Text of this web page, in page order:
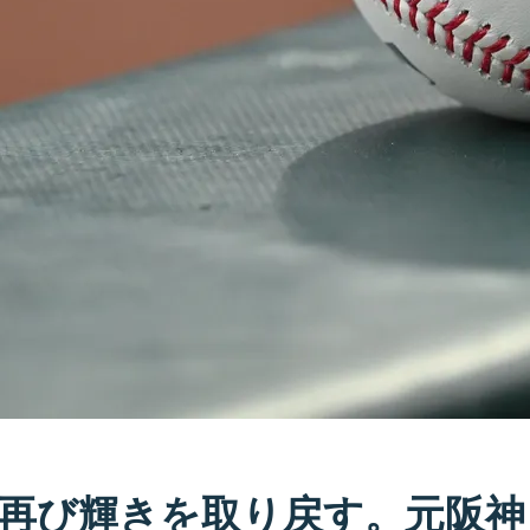
び輝きを取り戻す。元阪